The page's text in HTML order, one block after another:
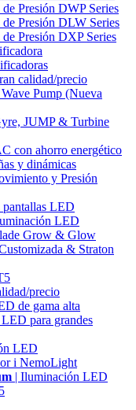
Presión DWP Series
Presión DLW Series
Presión DXP Series
calidad/precio
Pump (Nueva
JUMP & Turbine
con ahorro energético
y dinámicas
y Presión
pantallas LED
LED
Grow & Glow
& Straton
precio
de gama alta
para grandes
LED
i NemoLight
| Iluminación LED